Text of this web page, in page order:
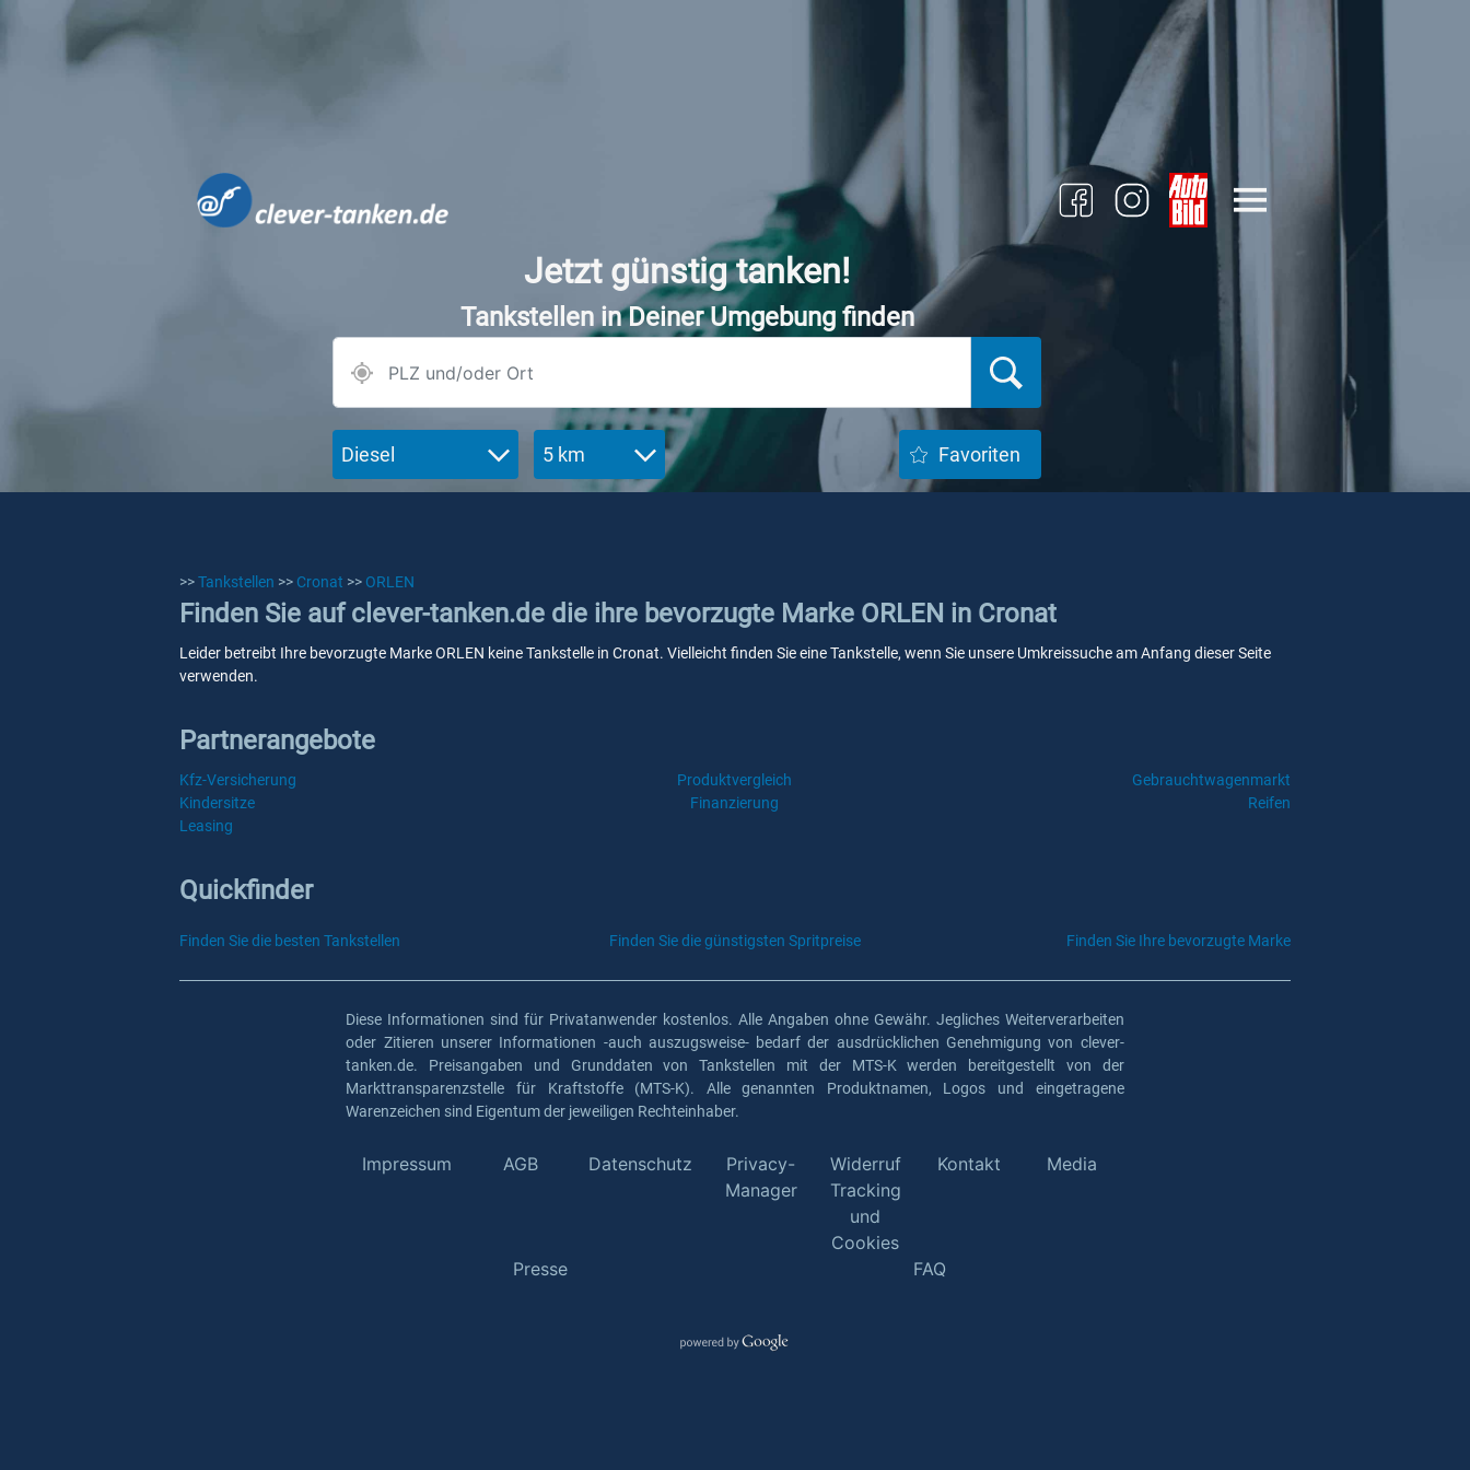
Jetzt günstig tanken!
Tankstellen in Deiner Umgebung finden
Diesel 5 km Favoriten
>>Tankstellen >> Cronat >> ORLEN
Finden Sie auf clever-tanken.de die ihre bevorzugte Marke ORLEN in Cronat
Leider betreibt Ihre bevorzugte Marke ORLEN keine Tankstelle in Cronat. Vielleicht finden Sie eine Tankstelle, wenn Sie unsere Umkreissuche am Anfang dieser Seite
verwenden.
Partnerangebote
Kfz-Versicherung Produktvergleich
Gebrauchtwagenmarkt
Kindersitze
Finanzierung
Reifen
Leasing
Quickfinder
Finden Sie die besten Tankstellen Finden Sie die günstigsten Spritpreise Finden Sie Ihre bevorzugte Marke
Diese Informationen sind für Privatanwender kostenlos. Alle Angaben ohne Gewähr. Jegliches Weiterverarbeiten
oder Zitieren unserer Informationen -auch auszugsweise- bedarf der ausdrücklichen Genehmigung von clever-
tanken.de. Preisangaben und Grunddaten von Tankstellen mit der MTS-K werden bereitgestellt von der
Markttransparenzstelle für Kraftstoffe (MTS-K). Alle genannten Produktnamen, Logos und eingetragene
Warenzeichen sind Eigentum der jeweiligen Rechteinhaber.
Impressum AGB Datenschutz
Privacy-
Manager
Widerruf
Tracking
und
Cookies
Kontakt Media
Presse FAQ